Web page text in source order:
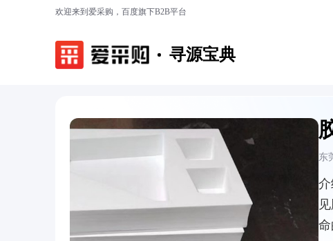
欢迎来到爱采购，百度旗下B2B平台
寻源宝典
东
介
命